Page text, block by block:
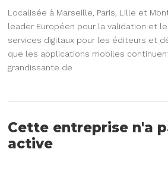
Localisée à Marseille, Paris, Lille et
leader Européen pour la validation et
services digitaux pour les éditeurs et
que les applications mobiles
grandissante de
Cette entreprise n'a
active